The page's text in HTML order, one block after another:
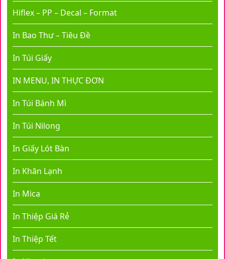
Hiflex – PP – Decal – Format
In Bao Thư – Tiêu Đề
In Túi Giấy
IN MENU, IN THỰC ĐƠN
In Túi Bánh Mì
In Túi Nilong
In Giấy Lót Bàn
In Khăn Lạnh
In Mica
In Thiệp Giá Rẻ
In Thiệp Tết